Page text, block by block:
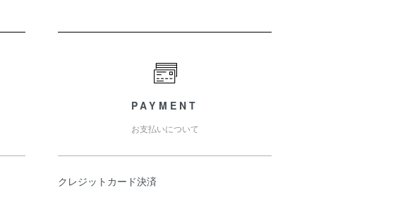
PAYMENT
お支払いについて
クレジットカード決済